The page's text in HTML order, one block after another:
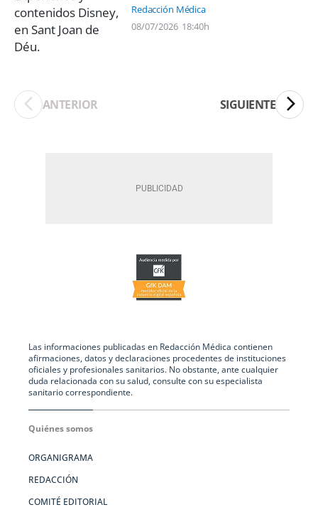
Redacción Médica
08/07/2026 18:40h
ANTERIOR SIGUIENTE
Las informaciones publicadas en Redacción Médica contienen
afirmaciones, datos y declaraciones procedentes de instituciones
oficiales y profesionales sanitarios. No obstante, ante cualquier
duda relacionada con su salud, consulte con su especialista
sanitario correspondiente.
Quiénes somos
ORGANIGRAMA
REDACCIÓN
COMITÉ EDITORIAL